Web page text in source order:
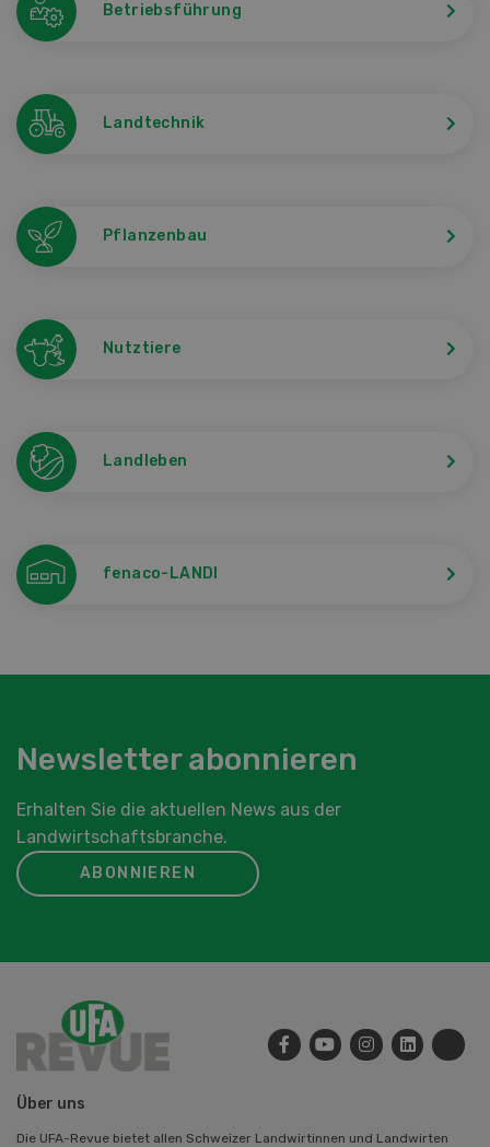
Betriebsführung
Landtechnik
Pflanzenbau
Nutztiere
Landleben
fenaco-LANDI
Newsletter abonnieren
Erhalten Sie die aktuellen News aus der
Landwirtschaftsbranche.
ABONNIEREN
Über uns
Die UFA-Revue bietet allen Schweizer Landwirtinnen und Landwirten